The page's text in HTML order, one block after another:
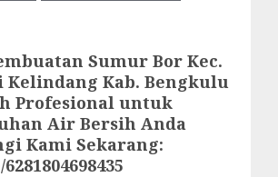
Sumur Bor Kec.
Kelindang Kab. Bengkulu
Profesional untuk
Air Bersih Anda
Kami Sekarang: